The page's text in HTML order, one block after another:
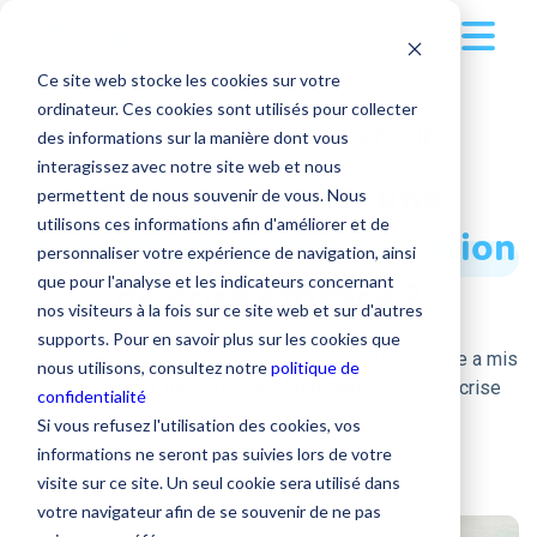
Ce site web stocke les cookies sur votre
ordinateur. Ces cookies sont utilisés pour collecter
des informations sur la manière dont vous
interagissez avec notre site web et nous
permettent de nous souvenir de vous. Nous
utilisons ces informations afin d'améliorer et de
personnaliser votre expérience de navigation, ainsi
que pour l'analyse et les indicateurs concernant
nos visiteurs à la fois sur ce site web et sur d'autres
supports. Pour en savoir plus sur les cookies que
nous utilisons, consultez notrepolitique de
confidentialité
Si vous refusez l'utilisation des cookies, vos
informations ne seront pas suivies lors de votre
visite sur ce site. Un seul cookie sera utilisé dans
votre navigateur afin de se souvenir de ne pas
Solution
Multi-supports
Application mobile
Version desktop
Applications
Publications
Clients
Secteurs d'activité
Grande Distribution
Transport et Logistique
Industrie
➝ Tous les secteurs d'activité
Ressources
Nos conseils pour une communication interne
optimale
🚀 Centre d'accompagnement
👨‍🍳 Nos recettes de communication interne
📁 Nos contenus téléchargeables
Tarifs
Tarifs
🪙 Tarifs
💰 Simulez votre ROI
Entreprise
L'entreprise
Qui sommes-nous ?
Se connecter
Contacter notre équipe
CHANTIERS DE L'ATLANTIQUE
Comment créer une
stratégiedecommunication
de crise efficace ?
Découvrez quelle stratégie de communication interne a mis
en placeLes Chantiers de l'Atlantique
en pleine crise
sanitaire.